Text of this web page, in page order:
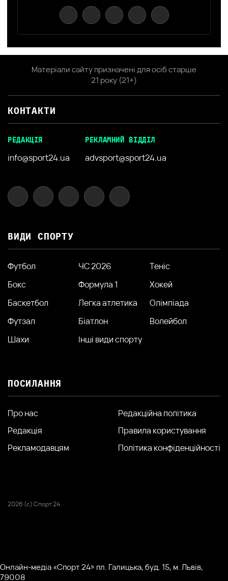
Матеріали сайту призначені для осіб старше
21 року (21+)
КОНТАКТИ
РЕДАКЦІЯ
info@sport24.ua
РЕКЛАМНИЙ ВІДДІЛ
advsport@sport24.ua
ВИДИ СПОРТУ
Футбол ЧС 2026
Теніс
Бокс
Формула 1
Хокей
Баскетбол
Легка атлетика
Олімпіада
Футзал
Біатлон
Волейбол
Шахи
Інші види спорту
ПОСИЛАННЯ
Про нас
Редакція
Рекламодавцям
Редакційна політика
Правила користування
Політика конфіденційності
2026 (с) Спорт 24
Онлайн-медіа «Спорт 24» пл. Галицька, буд. 15, м. Львів,
79008